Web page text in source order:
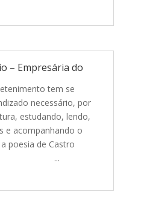
– Empresária do
tem se
necessário, por
estudando, lendo,
e acompanhando o
poesia de Castro
...